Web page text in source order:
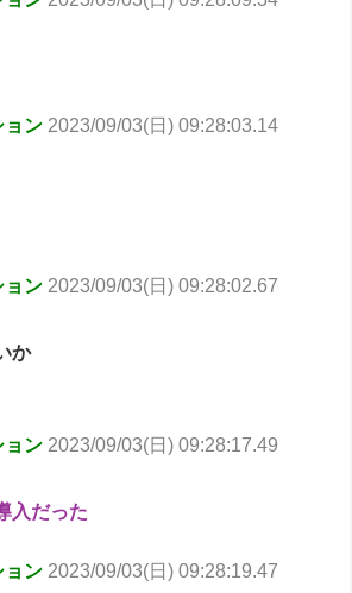
ョン 2023/09/03(日) 09:28:03.14
ョン 2023/09/03(日) 09:28:02.67
か
ョン 2023/09/03(日) 09:28:17.49
入だった
ョン 2023/09/03(日) 09:28:19.47